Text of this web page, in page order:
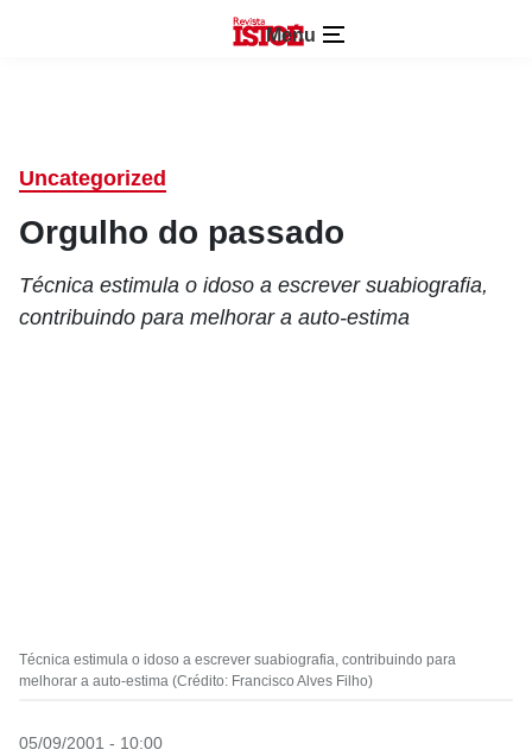
Menu
Uncategorized
Orgulho do passado
Técnica estimula o idoso a escrever suabiografia,
contribuindo para melhorar a auto-estima
Técnica estimula o idoso a escrever suabiografia, contribuindo para
melhorar a auto-estima (Crédito: Francisco Alves Filho)
05/09/2001 - 10:00